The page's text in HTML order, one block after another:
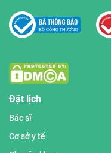
Đặt lịch
Bác sĩ
Cơ sở y tế